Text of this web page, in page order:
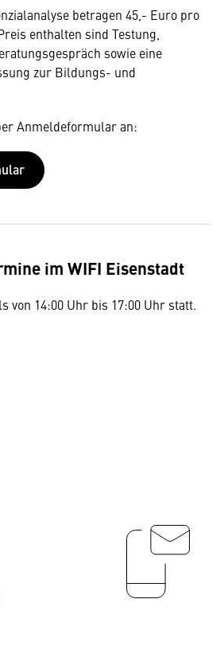
betragen 45,- Euro pro
enthalten sind Testung,
sowie eine
zur Bildungs- und
Anmeldeformular an:
im WIFI Eisenstadt
von 14:00 Uhr bis 17:00 Uhr statt.